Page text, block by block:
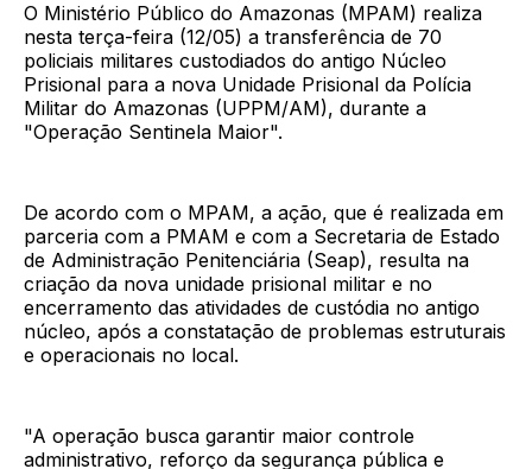
O Ministério Público do Amazonas (MPAM) realiza
nesta terça-feira (12/05) a transferência de 70
policiais militares custodiados do antigo Núcleo
Prisional para a nova Unidade Prisional da Polícia
Militar do Amazonas (UPPM/AM), durante a
"Operação Sentinela Maior".
De acordo com o MPAM, a ação, que é realizada em
parceria com a PMAM e com a Secretaria de Estado
de Administração Penitenciária (Seap), resulta na
criação da nova unidade prisional militar e no
encerramento das atividades de custódia no antigo
núcleo, após a constatação de problemas estruturais
e operacionais no local.
"A operação busca garantir maior controle
administrativo, reforço da segurança pública e